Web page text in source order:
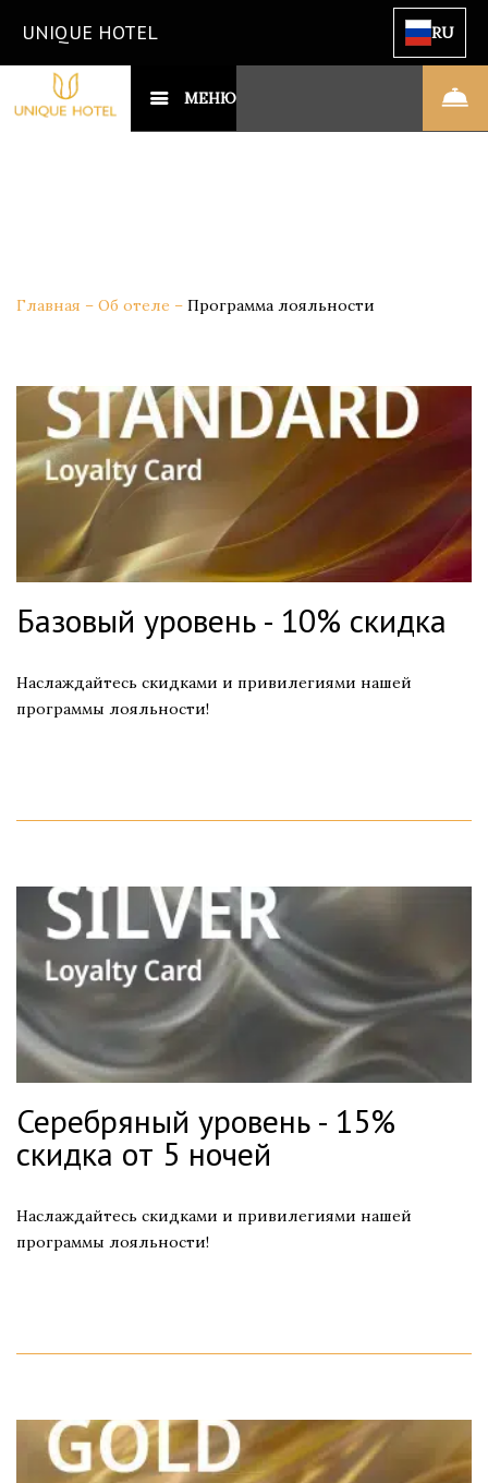
UNIQUE HOTEL RU
МЕНЮ
Главная – Об отеле – Программа лояльности
Базовый уровень - 10% скидка
Наслаждайтесь скидками и привилегиями нашей
программы лояльности!
Серебряный уровень - 15%
скидка от 5 ночей
Наслаждайтесь скидками и привилегиями нашей
программы лояльности!